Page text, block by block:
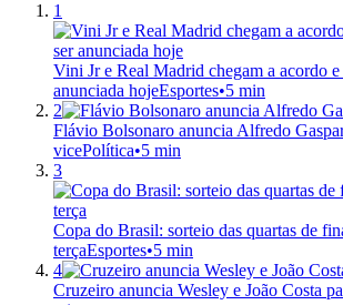
1
Vini Jr e Real Madrid chegam a acordo e
anunciada hojeEsportes•5 min
2
Flávio Bolsonaro anuncia Alfredo
vicePolítica•5 min
3
Copa do Brasil: sorteio das quartas de
terçaEsportes•5 min
4
Cruzeiro anuncia Wesley e João Costa